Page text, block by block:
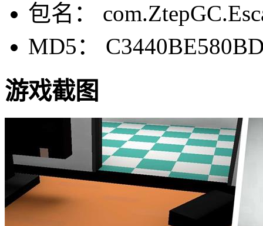
包名：
MD5：
游戏截图